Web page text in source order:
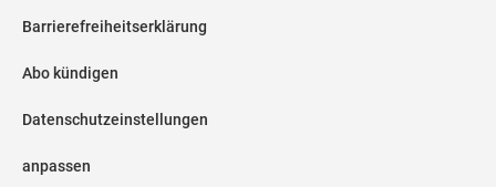
Barrierefreiheitserklärung
Abo kündigen
Datenschutzeinstellungen
anpassen